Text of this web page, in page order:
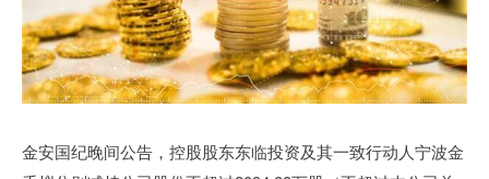
金安国纪晚间公告，控股股东东临投资及其一致行动人宁波金